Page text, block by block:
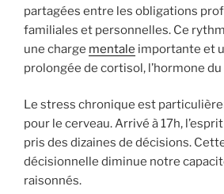
partagées entre les obligations
familiales et personnelles. Ce
une charge mentale importante et
prolongée de cortisol, l’hormone
Le stress chronique est
pour le cerveau. Arrivé à 17h,
pris des dizaines de décisions.
décisionnelle diminue notre
raisonnés.